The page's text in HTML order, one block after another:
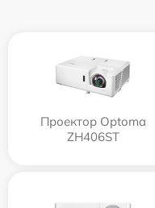
Проектор Optoma
ZH406ST